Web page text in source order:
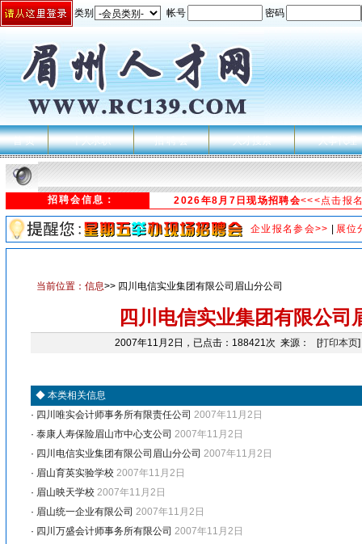
类别 帐号 密码
首 页 个人求职 招 聘 会 人才搜索 人事代理
招聘会信息： 2026年8月7日现场招聘会<<<点击报
企业报名参会>> 展位
当前位置： 信息>> 四川电信实业集团有限公司眉山分公司
四川电信实业集团有限公司
2007年11月2日，已点击：188421次 来源： [打印本页]
◆ 本类相关信息
· 四川唯实会计师事务所有限责任公司 2007年11月2日
· 泰康人寿保险眉山市中心支公司 2007年11月2日
· 四川电信实业集团有限公司眉山分公司 2007年11月2日
· 眉山育英实验学校 2007年11月2日
· 眉山映天学校 2007年11月2日
· 眉山统一企业有限公司 2007年11月2日
· 四川万盛会计师事务所有限公司 2007年11月2日